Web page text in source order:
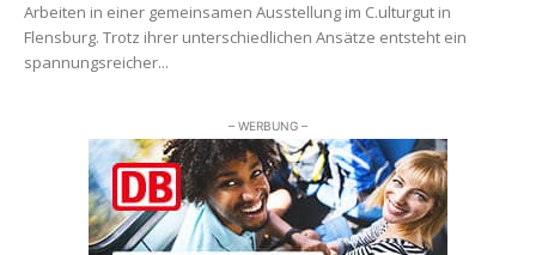
Arbeiten in einer gemeinsamen Ausstellung im C.ulturgut in
Flensburg. Trotz ihrer unterschiedlichen Ansätze entsteht ein
spannungsreicher...
– WERBUNG –